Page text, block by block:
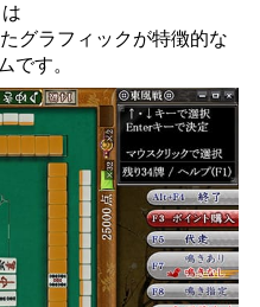
グラフィックが特徴的な
です。